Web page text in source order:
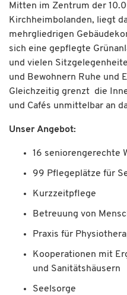
Mitten im Zentrum der
Kirchheimbolanden, liegt
mehrgliedrigen
sich eine gepflegte
und vielen
und Bewohnern Ruhe und
Gleichzeitig grenzt die
und Cafés unmittelbar an
Unser Angebot:
16 seniorengerechte
99 Pflegeplätze für
Kurzzeitpflege
Betreuung von
Praxis für
Kooperationen mit
und Sanitätshäusern
Seelsorge